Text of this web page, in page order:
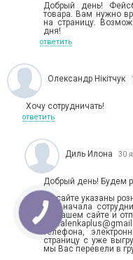
Добрый день!
товара. Вам нужно
на страницу.
дня!
ответить
Олександр Нікітчук
Хочу сотрудничать!
ответить
Диль Илона 30
Добрый день! Будем
На сайте указаны
Для начала
на нашем сайте и
телефона,
страницу с уже
мы Вас перевели в